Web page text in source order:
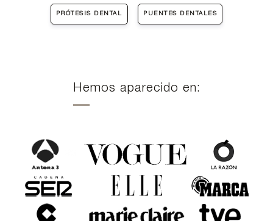
PRÓTESIS DENTAL PUENTES DENTALES
Hemos aparecido en: